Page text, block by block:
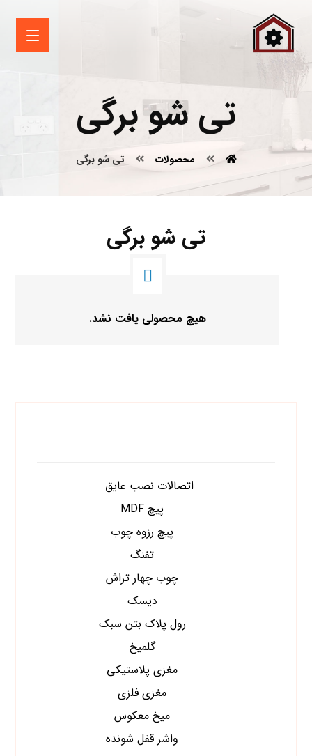
تی شو برگی
محصولات تی شو برگی
تی شو برگی
هیچ محصولی یافت نشد.
اتصالات نصب عایق
پیچ MDF
پیچ رزوه چوب
تفنگ
چوب چهار تراش
دیسک
رول پلاک بتن سبک
گلمیخ
مغزی پلاستیکی
مغزی فلزی
میخ معکوس
واشر قفل شونده